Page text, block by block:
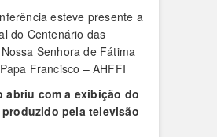
esteve presente a
do Centenário das
Senhora de Fátima
Francisco – AHFFI
abriu com a exibição do
pela televisão